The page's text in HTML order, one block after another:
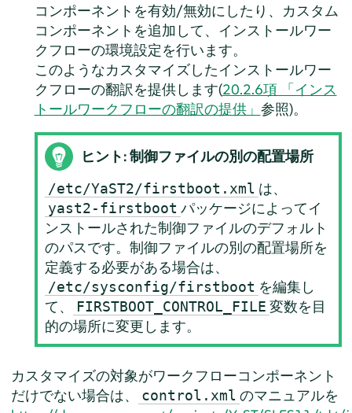
コンポーネントを有効/無効にしたり、カスタム
コンポーネントを追加して、インストールワー
クフローの環境設定を行います。
このようなカスタマイズしたインストールワー
クフローの翻訳を提供します(20.2.6項 「インス
トールワークフローの翻訳の提供」 参照)。
ヒント: 制御ファイルの別の配置場所
/etc/YaST2/firstboot.xml は、
yast2-firstboot パッケージによってイ
ンストールされた制御ファイルのデフォルト
のパスです。制御ファイルの別の配置場所を
定義する必要がある場合は、
/etc/sysconfig/firstboot を編集し
て、
FIRSTBOOT_CONTROL_FILE 変数を目
的の場所に変更します。
カスタマイズの対象がワークフローコンポーネント
だけでない場合は、
control.xml のマニュアルを